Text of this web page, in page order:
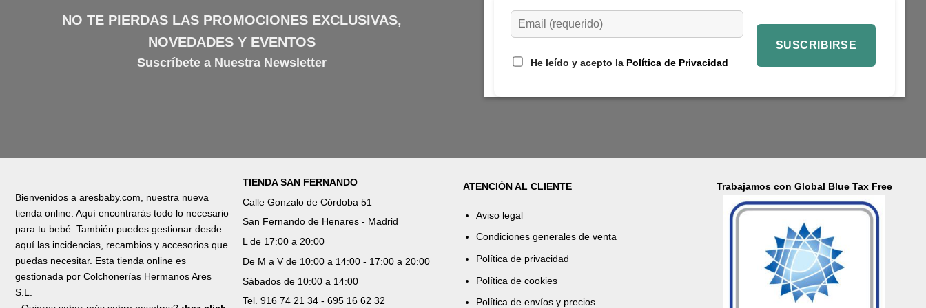
NO TE PIERDAS LAS PROMOCIONES EXCLUSIVAS,
NOVEDADES Y EVENTOS
Suscríbete a Nuestra Newsletter He leído y acepto la Política de Privacidad
Bienvenidos a aresbaby.com, nuestra nueva
tienda online. Aquí encontrarás todo lo necesario
para tu bebé. También puedes gestionar desde
aquí las incidencias, recambios y accesorios que
puedas necesitar. Esta tienda online es
gestionada por Colchonerías Hermanos Ares
S.L.
TIENDA SAN FERNANDO
Calle Gonzalo de Córdoba 51
San Fernando de Henares - Madrid
L de 17:00 a 20:00
De M a V de 10:00 a 14:00 - 17:00 a 20:00
Sábados de 10:00 a 14:00
Tel. 916 74 21 34 - 695 16 62 32
ATENCIÓN AL CLIENTE
Aviso legal
Condiciones generales de venta
Política de privacidad
Política de cookies
Política de envíos y precios
Trabajamos con Global Blue Tax Free